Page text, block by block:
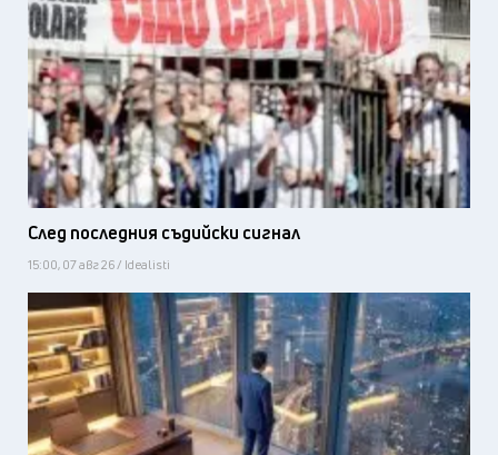
След последния съдийски сигнал
15:00, 07 авг 26 / Idealisti